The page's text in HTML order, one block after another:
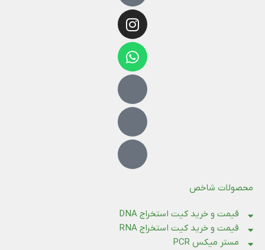
محصولات شاخص
قیمت و خرید کیت استخراج DNA
قیمت و خرید کیت استخراج RNA
مستر میکس PCR